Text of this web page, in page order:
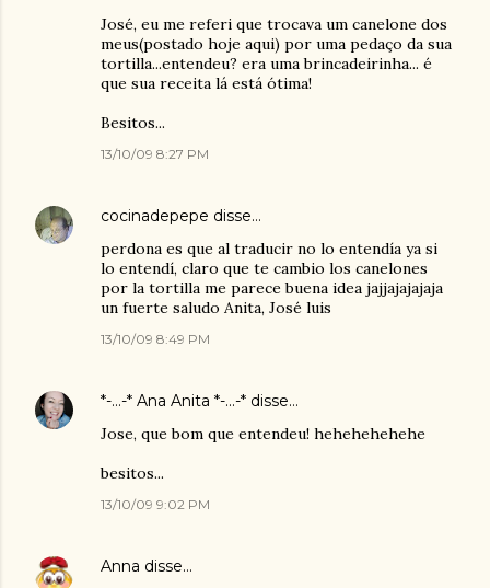
José, eu me referi que trocava um canelone dos
meus(postado hoje aqui) por uma pedaço da sua
tortilla...entendeu? era uma brincadeirinha... é
que sua receita lá está ótima!
Besitos...
13/10/09 8:27 PM
cocinadepepe disse…
perdona es que al traducir no lo entendía ya si
lo entendí, claro que te cambio los canelones
por la tortilla me parece buena idea jajjajajajaja
un fuerte saludo Anita, José luis
13/10/09 8:49 PM
*-...-* Ana Anita *-...-* disse…
Jose, que bom que entendeu! hehehehehehe
besitos...
13/10/09 9:02 PM
Anna disse…